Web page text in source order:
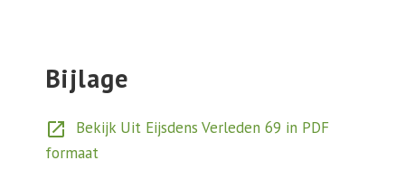
Bijlage
open_in_new
Bekijk Uit Eijsdens Verleden 69 in PDF
formaat